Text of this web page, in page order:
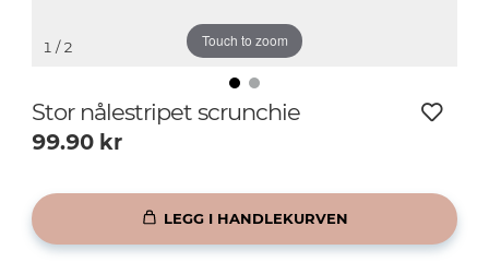
Touch to zoom
1 / 2
Stor nålestripet scrunchie
99.90 kr
LEGG I HANDLEKURVEN